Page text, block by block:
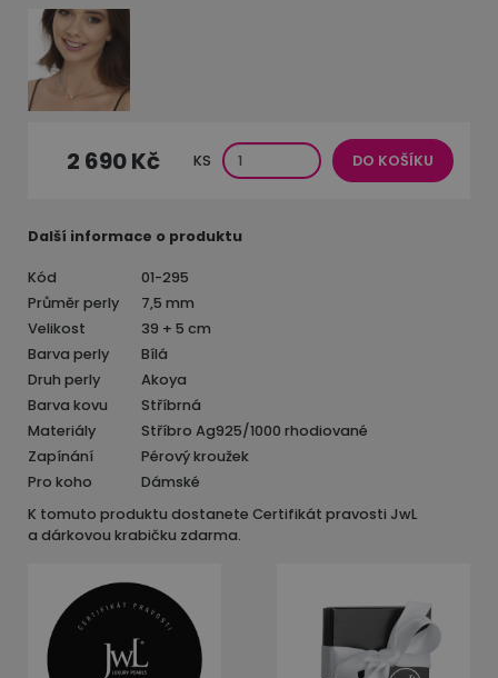
2 690 Kč KS DO KOŠÍKU
Další informace o produktu
Kód
01-295
Průměr perly
7,5 mm
Velikost
39 + 5 cm
Barva perly
Bílá
Druh perly
Akoya
Barva kovu
Stříbrná
Materiály
Stříbro Ag925/1000 rhodiované
Zapínání
Pérový kroužek
Pro koho
Dámské
K tomuto produktu dostanete Certifikát pravosti JwL
a dárkovou krabičku zdarma.